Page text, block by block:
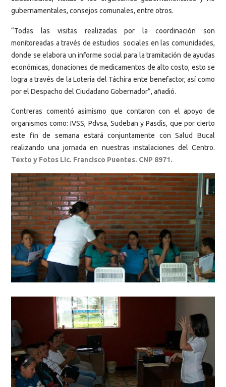
gubernamentales, consejos comunales, entre otros.
“Todas las visitas realizadas por la coordinación son
monitoreadas a través de estudios sociales en las comunidades,
donde se elabora un informe social para la tramitación de ayudas
económicas, donaciones de medicamentos de alto costo, esto se
logra a través de la Lotería del Táchira ente benefactor, así como
por el Despacho del Ciudadano Gobernador”, añadió.
Contreras comentó asimismo que contaron con el apoyo de
organismos como: IVSS, Pdvsa, Sudeban y Pasdis, que por cierto
este fin de semana estará conjuntamente con Salud Bucal
realizando una jornada en nuestras instalaciones del Centro.
Texto y Fotos Lic. Francisco Puentes. CNP 8971.